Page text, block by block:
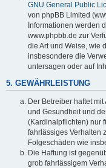
GNU General Public
von phpBB Limited
Informationen werden
www.phpbb.de zur
die Art und Weise, wie
insbesondere die
untersagen oder auf
5. GEWÄHRLEISTUNG
Der Betreiber haftet
und Gesundheit und
(Kardinalpflichten) nur
fahrlässiges Verhalten
Folgeschäden wie
Die Haftung ist
grob fahrlässigem